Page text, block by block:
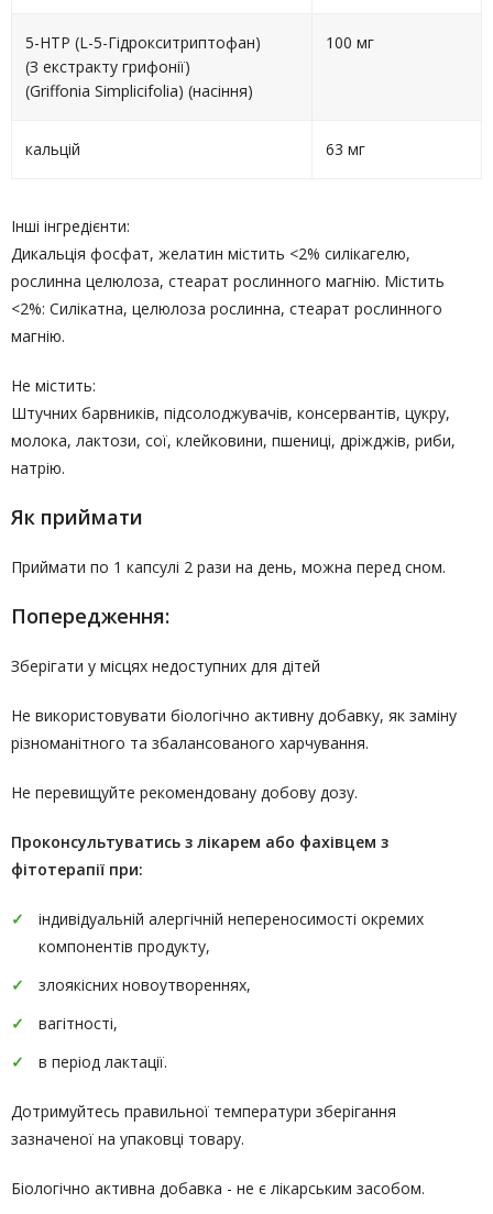
5-HTP (L-5-Гідрокситриптофан)
(З екстракту грифонії)
(Griffonia Simplicifolia) (насіння)
100 мг
кальцій 63 мг
Інші інгредієнти:
Дикальція фосфат, желатин містить <2% силікагелю,
рослинна целюлоза, стеарат рослинного магнію. Містить
<2%: Силікатна, целюлоза рослинна, стеарат рослинного
магнію.
Не містить:
Штучних барвників, підсолоджувачів, консервантів, цукру,
молока, лактози, сої, клейковини, пшениці, дріжджів, риби,
натрію.
Як приймати
Приймати по 1 капсулі 2 рази на день, можна перед сном.
Попередження:
Зберігати у місцях недоступних для дітей
Не використовувати біологічно активну добавку, як заміну
різноманітного та збалансованого харчування.
Не перевищуйте рекомендовану добову дозу.
Проконсультуватись з лікарем або фахівцем з
фітотерапії при:
індивідуальній алергічній непереносимості окремих
компонентів продукту,
злоякісних новоутвореннях,
вагітності,
в період лактації.
Дотримуйтесь правильної температури зберігання
зазначеної на упаковці товару.
Біологічно активна добавка - не є лікарським засобом.